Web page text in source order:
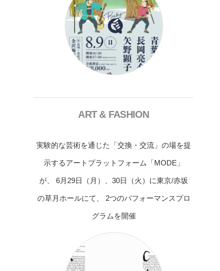
ART & FASHION
実験的な芸術を通じた「交換・交流」の場を提
示するアートプラットフォーム「MODE」
が、 6月29日（月）、30日（火）に東京/赤坂
の草月ホールにて、 2つのパフォーマンスプロ
グラムを開催